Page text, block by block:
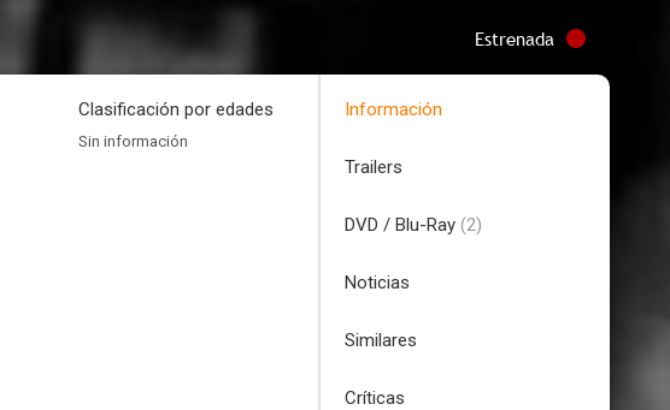
Estrenada
Clasificación por edades
Sin información
Información
Trailers
DVD / Blu-Ray (2)
Noticias
Similares
Críticas